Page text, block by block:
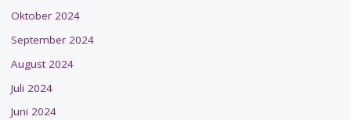
Oktober 2024
September 2024
August 2024
Juli 2024
Juni 2024